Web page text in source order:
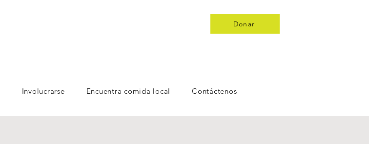
Donar
Involucrarse Encuentra comida local Contáctenos